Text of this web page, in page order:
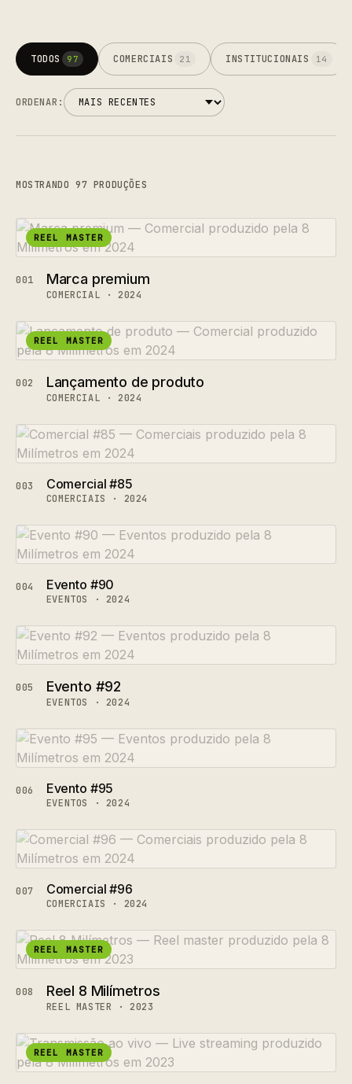
TODOS 97 COMERCIAIS 21 INSTITUCIONAIS 14
ORDENAR:
MOSTRANDO 97 PRODUÇÕES
REEL MASTER
001 Marca premium
COMERCIAL · 2024
REEL MASTER
002 Lançamento de produto
COMERCIAL · 2024
003 Comercial #85
COMERCIAIS · 2024
004 Evento #90
EVENTOS · 2024
005 Evento #92
EVENTOS · 2024
006 Evento #95
EVENTOS · 2024
007 Comercial #96
COMERCIAIS · 2024
REEL MASTER
008 Reel 8 Milímetros
REEL MASTER · 2023
REEL MASTER